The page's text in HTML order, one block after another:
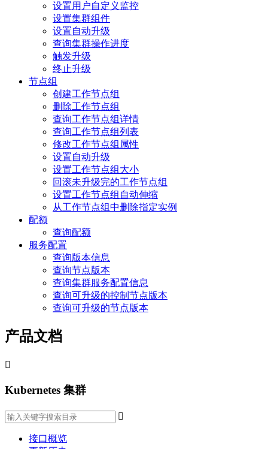
设置用户自定义监控
设置集群组件
设置自动升级
查询集群操作进度
触发升级
终止升级
节点组
创建工作节点组
删除工作节点组
查询工作节点组详情
查询工作节点组列表
修改工作节点组属性
设置自动升级
设置工作节点组大小
回滚未升级完的工作节点组
设置工作节点组自动伸缩
从工作节点组中删除指定实例
配额
查询配额
服务配置
查询版本信息
查询节点版本
查询集群服务配置信息
查询可升级的控制节点版本
查询可升级的节点版本
产品文档

Kubernetes 集群

接口概览